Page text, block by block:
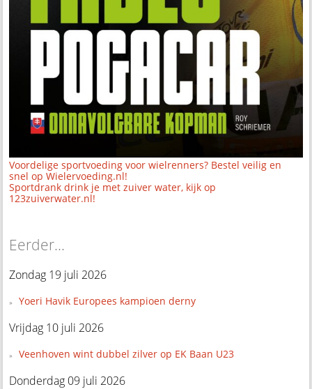
Voordelige sportvoeding voor wielrenners? Bestel veilig en
snel op Wielervoeding.nl!
Sportdrank drink je met zuiver water, kijk op
123zuiverwater.nl!
Eerder...
Zondag 19 juli 2026
Yoeri Havik Europees kampioen derny
Vrijdag 10 juli 2026
Veenhoven wint dubbel zilver op EK Baan U23
Donderdag 09 juli 2026